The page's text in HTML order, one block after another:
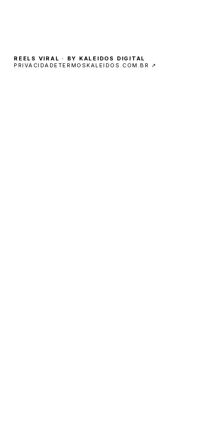
REELS VIRAL · BY KALEIDOS DIGITAL
PRIVACIDADE TERMOS KALEIDOS.COM.BR ↗